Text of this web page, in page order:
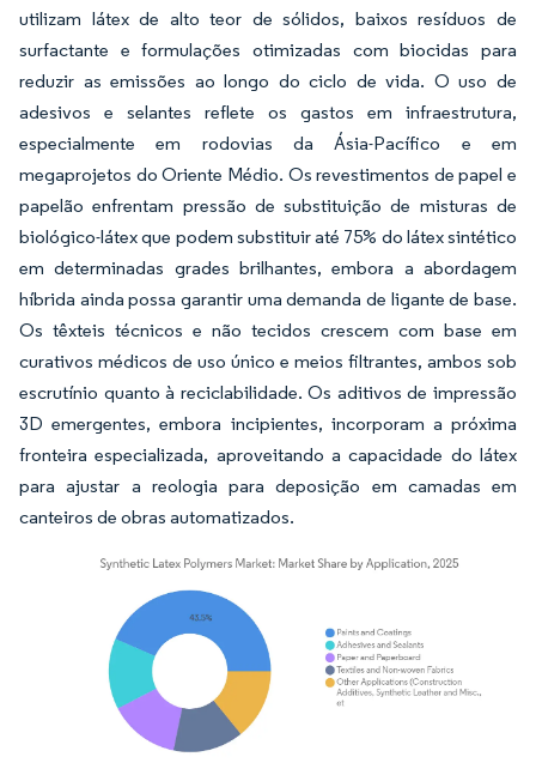
utilizam látex de alto teor de sólidos, baixos resíduos de
surfactante e formulações otimizadas com biocidas para
reduzir as emissões ao longo do ciclo de vida. O uso de
adesivos e selantes reflete os gastos em infraestrutura,
especialmente em rodovias da Ásia-Pacífico e em
megaprojetos do Oriente Médio. Os revestimentos de papel e
papelão enfrentam pressão de substituição de misturas de
biológico-látex que podem substituir até 75% do látex sintético
em determinadas grades brilhantes, embora a abordagem
híbrida ainda possa garantir uma demanda de ligante de base.
Os têxteis técnicos e não tecidos crescem com base em
curativos médicos de uso único e meios filtrantes, ambos sob
escrutínio quanto à reciclabilidade. Os aditivos de impressão
3D emergentes, embora incipientes, incorporam a próxima
fronteira especializada, aproveitando a capacidade do látex
para ajustar a reologia para deposição em camadas em
canteiros de obras automatizados.